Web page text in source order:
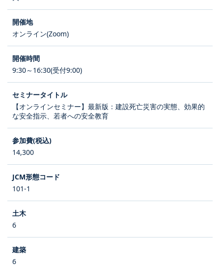
オンライン(Zoom)
9:30～16:30(受付9:00)
【オンラインセミナー】最新版：建設死亡災害の実態、効果的
な安全指示、若者への安全教育
14,300
101-1
6
6